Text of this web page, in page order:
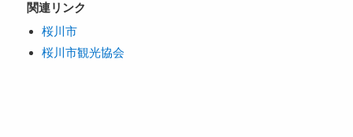
関連リンク
桜川市
桜川市観光協会